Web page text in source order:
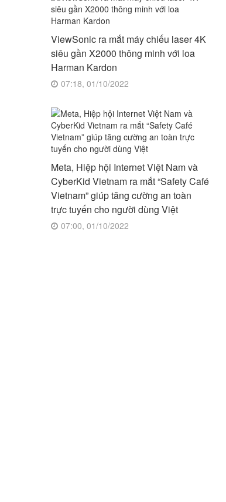
ViewSonic ra mắt máy chiếu laser 4K
siêu gần X2000 thông minh với loa
Harman Kardon
07:18, 01/10/2022
Meta, Hiệp hội Internet Việt Nam và
CyberKid Vietnam ra mắt “Safety Café
Vietnam” giúp tăng cường an toàn
trực tuyến cho người dùng Việt
07:00, 01/10/2022